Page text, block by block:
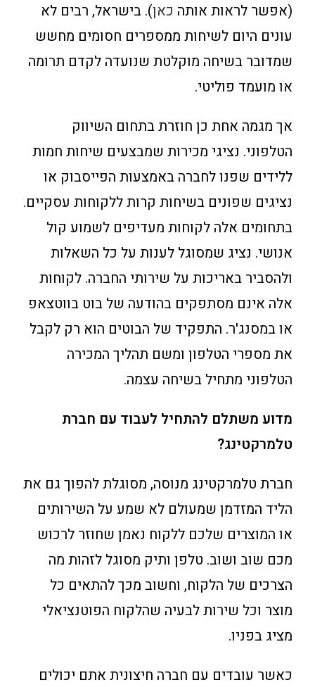
(אפשר לראות אותה כאן). בישראל, רבים לא
עונים היום לשיחות ממספרים חסומים מחשש
שמדובר בשיחה מוקלטת שנועדה לקדם תרומה
או מועמד פוליטי.
אך מגמה אחת כן חוזרת בתחום השיווק
הטלפוני. נציגי מכירות שמבצעים שיחות חמות
ללידים שפנו לחברה באמצעות הפייסבוק או
נציגים שפונים בשיחות קרות ללקוחות עסקיים.
בתחומים אלה לקוחות מעדיפים לשמוע קול
אנושי. נציג שמסוגל לענות על כל השאלות
ולהסביר באריכות על שירותי החברה. לקוחות
אלה אינם מסתפקים בהודעה של בוט בווטצאפ
או במסנג'ר. התפקיד של הבוטים הוא רק לקבל
את מספרי הטלפון ומשם תהליך המכירה
הטלפוני מתחיל בשיחה עצמה.
מדוע משתלם להתחיל לעבוד עם חברת
טלמרקטינג?
חברת טלמרקטינג מנוסה, מסוגלת להפוך גם את
הליד המזדמן שמעולם לא שמע על השירותים
או המוצרים שלכם ללקוח נאמן שחוזר לרכוש
מכם שוב ושוב. טלפן ותיק מסוגל לזהות מה
הצרכים של הלקוח, וחשוב מכך להתאים כל
מוצר וכל שירות לבעיה שהלקוח הפוטנציאלי
מציג בפניו.
כאשר עובדים עם חברה חיצונית אתם יכולים